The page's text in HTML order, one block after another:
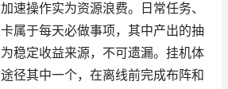
速操作实为资源浪费。日常任务、
属于每天必做事项，其中产出的抽
稳定收益来源，不可遗漏。挂机体
径其中一个，在离线前完成布阵和